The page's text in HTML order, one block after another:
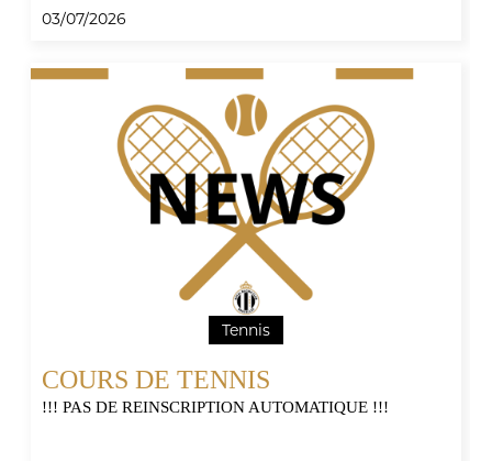
03/07/2026
Tennis
COURS DE TENNIS
!!! PAS DE REINSCRIPTION AUTOMATIQUE !!!